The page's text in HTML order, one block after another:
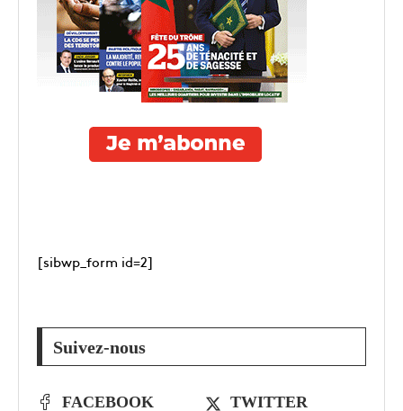
[sibwp_form id=2]
Suivez-nous
FACEBOOK TWITTER